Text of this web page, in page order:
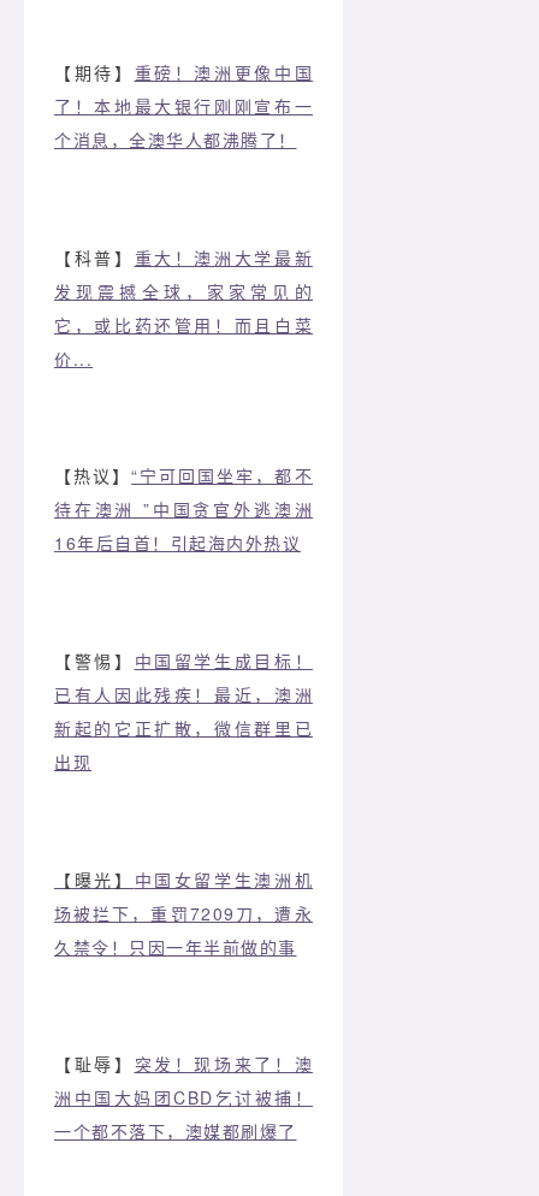
【期待】 重磅！澳洲更像中国
了！本地最大银行刚刚宣布一
个消息，全澳华人都沸腾了！
【科普】 重大！澳洲大学最新
发现震撼全球，家家常见的
它，或比药还管用！而且白菜
价...
【热议】“宁可回国坐牢，都不
待在澳洲 ”中国贪官外逃澳洲
16年后自首！引起海内外热议
【警惕】 中国留学生成目标！
已有人因此残疾！最近，澳洲
新起的它正扩散，微信群里已
出现
【曝光】 中国女留学生澳洲机
场被拦下，重罚7209刀，遭永
久禁令！只因一年半前做的事
【耻辱】 突发！现场来了！澳
洲中国大妈团CBD乞讨被捕！
一个都不落下，澳媒都刷爆了